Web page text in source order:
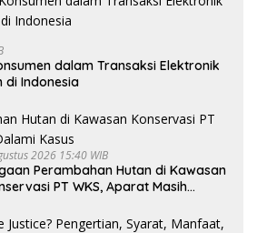
dalam Transaksi Elektronik
di Indonesia
2026 15:40 WIB
Perambahan Hutan di Kawasan
PT WKS, Aparat Masih